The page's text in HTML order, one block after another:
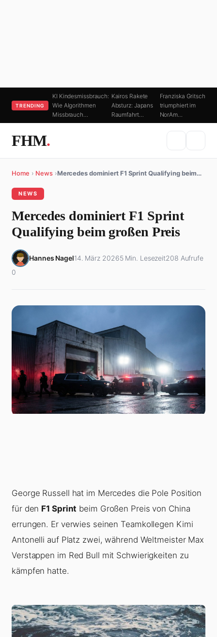
TRENDING
KI Kindesmissbrauch:
Wie Algorithmen
Missbrauch…
Kairos Rakete
Absturz: Japans
Raumfahrt…
Franziska Gritsch
triumphiert im
NorAm…
FHM.
Home › News ›Mercedes dominiert F1 Sprint Qualifying beim…
NEWS
Mercedes dominiert F1 Sprint
Qualifying beim großen Preis
Hannes Nagel14. März 20265 Min. Lesezeit208 Aufrufe
0
George Russell hat im Mercedes die Pole Position
für den F1 Sprint beim Großen Preis von China
errungen. Er verwies seinen Teamkollegen Kimi
Antonelli auf Platz zwei, während Weltmeister Max
Verstappen im Red Bull mit Schwierigkeiten zu
kämpfen hatte.